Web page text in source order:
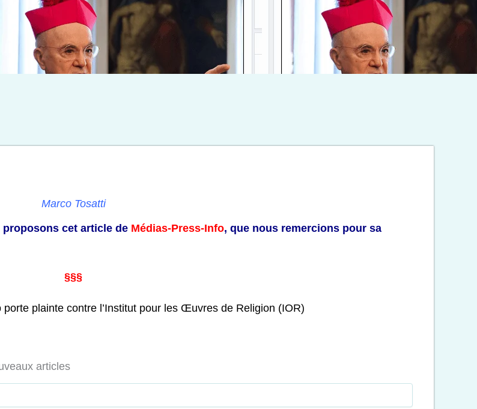
Marco Tosatti
cet article de Médias-Press-Info, que nous remercions pour sa
§§§
plainte contre l’Institut pour les Œuvres de Religion (IOR)
articles